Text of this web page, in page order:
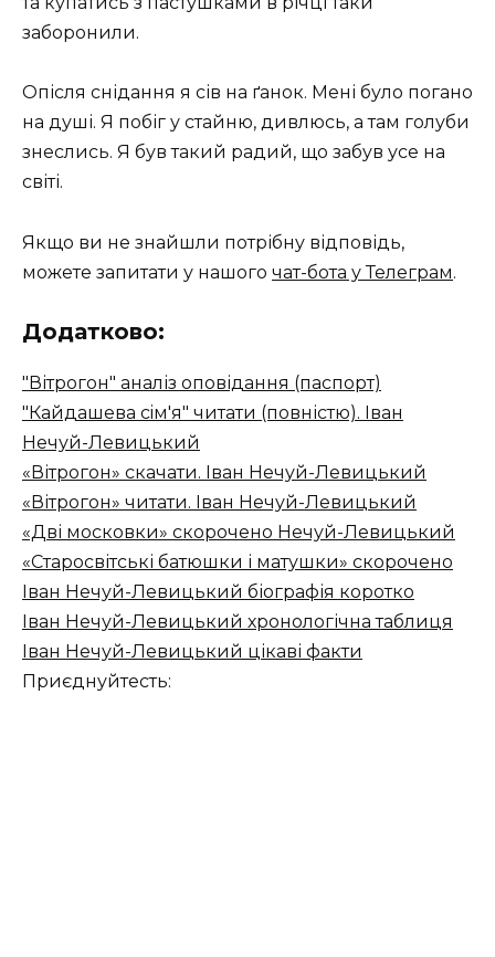
заборонили.
Опісля снідання я сів на ґанок. Мені було погано
на душі. Я побіг у стайню, дивлюсь, а там голуби
знеслись. Я був такий радий, що забув усе на
світі.
Якщо ви не знайшли потрібну відповідь,
можете запитати у нашого чат-бота у Телеграм.
Додатково:
"Вітрогон" аналіз оповідання (паспорт)
"Кайдашева сiм'я" читати (повністю). Іван
Нечуй-Левицький
«Вітрогон» скачати. Іван Нечуй-Левицький
«Вітрогон» читати. Іван Нечуй-Левицький
«Дві московки» скорочено Нечуй-Левицький
«Старосвітські батюшки і матушки» скорочено
Іван Нечуй-Левицький біографія коротко
Іван Нечуй-Левицький хронологічна таблиця
Іван Нечуй-Левицький цікаві факти
Приєднуйтесть: